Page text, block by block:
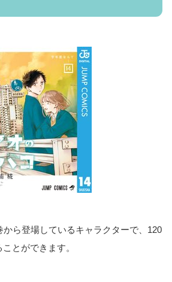
ら登場しているキャラクターで、120
とができます。